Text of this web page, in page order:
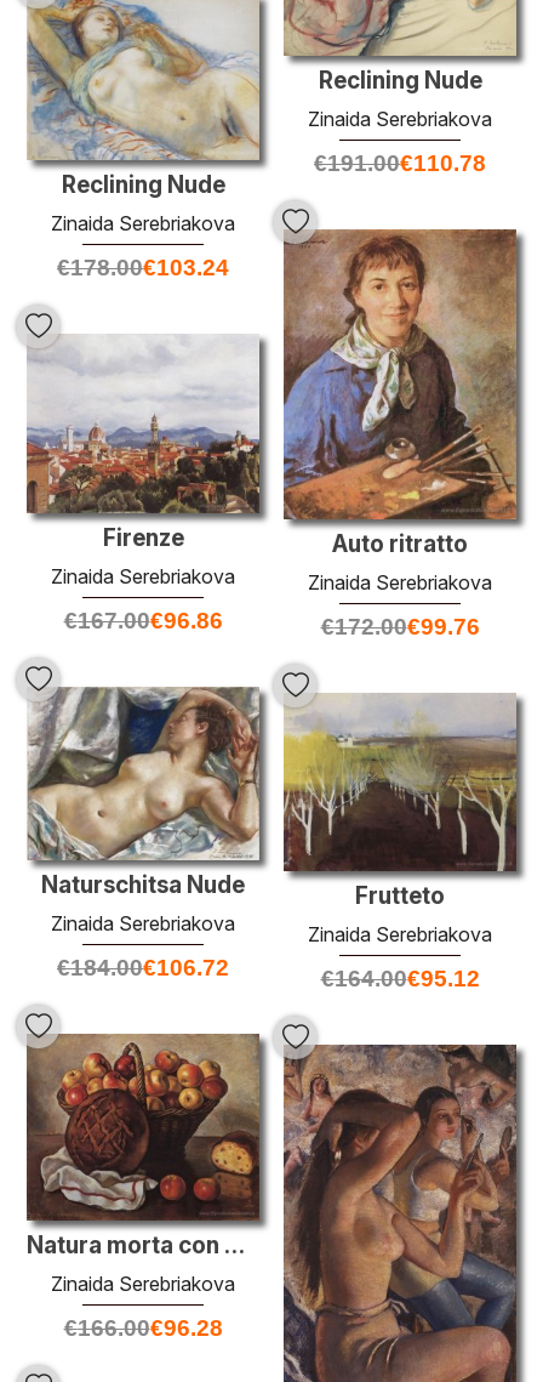
Reclining Nude
Zinaida Serebriakova
€191.00€110.78
Reclining Nude
Zinaida Serebriakova
€178.00€103.24
Auto ritratto
Zinaida Serebriakova
€172.00€99.76
Firenze
Zinaida Serebriakova
€167.00€96.86
Naturschitsa Nude
Zinaida Serebriakova
€184.00€106.72
Frutteto
Zinaida Serebriakova
€164.00€95.12
Natura morta con mele e un pane rotondo
Zinaida Serebriakova
€166.00€96.28